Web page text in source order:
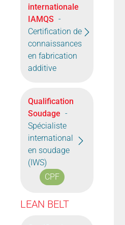
internationale
IAMQS -
Certification de
connaissances
en fabrication
additive
Qualification
Soudage -
Spécialiste
international
en soudage
(IWS)
CPF
LEAN BELT